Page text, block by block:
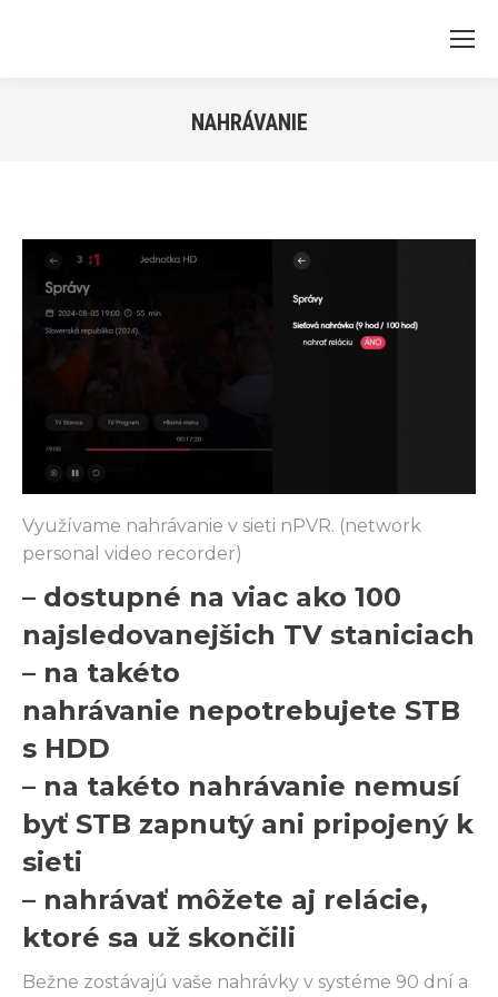
NAHRÁVANIE
Využívame nahrávanie v sieti nPVR. (network
personal video recorder)
– dostupné na viac ako 100
najsledovanejšich TV staniciach
– na takéto
nahrávanie nepotrebujete STB
s HDD
– na takéto nahrávanie nemusí
byť STB zapnutý ani pripojený k
sieti
– nahrávať môžete aj relácie,
ktoré sa už skončili
Bežne zostávajú vaše nahrávky v systéme 90 dní a